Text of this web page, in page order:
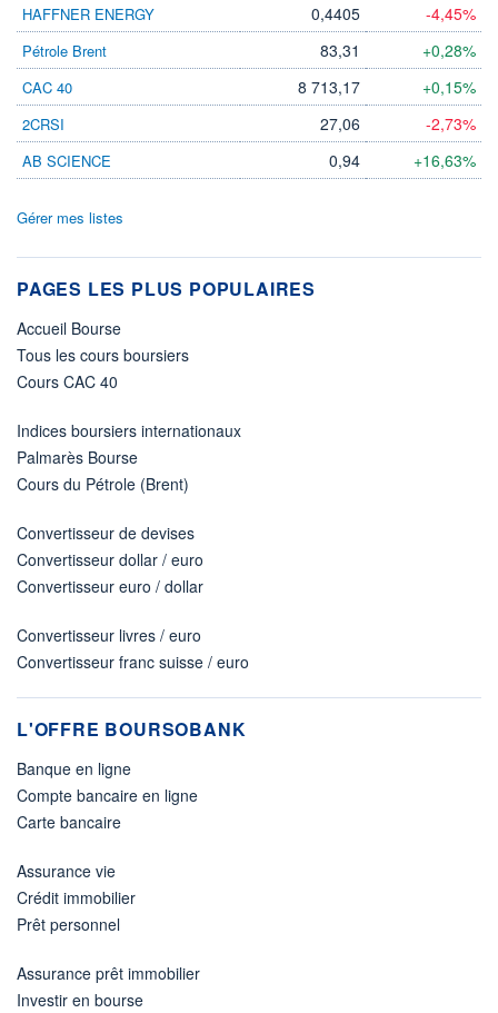
HAFFNER ENERGY
0,4405 -4,45%
Pétrole Brent 83,31 +0,28%
CAC 40 8 713,17 +0,15%
2CRSI 27,06 -2,73%
AB SCIENCE 0,94 +16,63%
Gérer mes listes
PAGES LES PLUS POPULAIRES
Accueil Bourse
Tous les cours boursiers
Cours CAC 40
Indices boursiers internationaux
Palmarès Bourse
Cours du Pétrole (Brent)
Convertisseur de devises
Convertisseur dollar / euro
Convertisseur euro / dollar
Convertisseur livres / euro
Convertisseur franc suisse / euro
L'OFFRE BOURSOBANK
Banque en ligne
Compte bancaire en ligne
Carte bancaire
Assurance vie
Crédit immobilier
Prêt personnel
Assurance prêt immobilier
Investir en bourse